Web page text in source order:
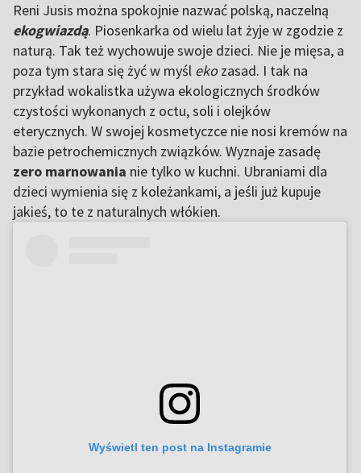
Reni Jusis można spokojnie nazwać polską, naczelną
ekogwiazdą. Piosenkarka od wielu lat żyje w zgodzie z
naturą. Tak też wychowuje swoje dzieci. Nie je mięsa, a
poza tym stara się żyć w myśl ekozasad. I tak na
przykład wokalistka używa ekologicznych środków
czystości wykonanych z octu, soli i olejków
eterycznych. W swojej kosmetyczce nie nosi kremów na
bazie petrochemicznych związków. Wyznaje zasadę
zero marnowania nie tylko w kuchni. Ubraniami dla
dzieci wymienia się z koleżankami, a jeśli już kupuje
jakieś, to te z naturalnych włókien.
Wyświetl ten post na Instagramie